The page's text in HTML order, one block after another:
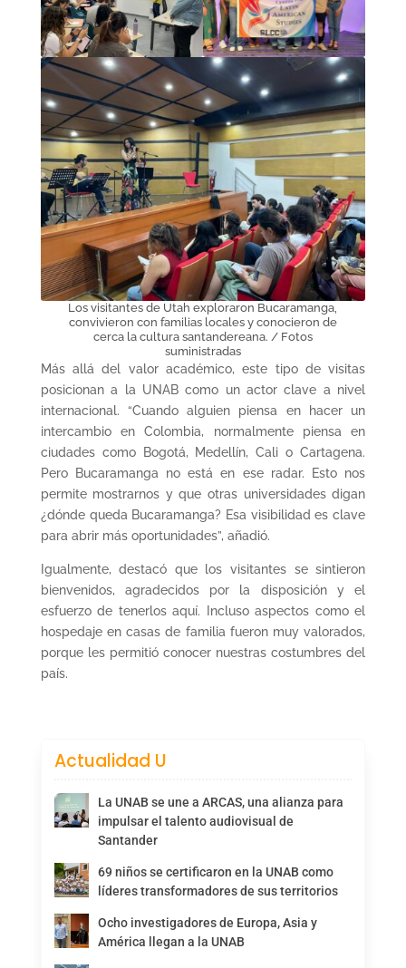
Los visitantes de Utah exploraron Bucaramanga,
convivieron con familias locales y conocieron de
cerca la cultura santandereana. / Fotos
suministradas
Más allá del valor académico, este tipo de visitas
posicionan a la UNAB como un actor clave a nivel
internacional. “Cuando alguien piensa en hacer un
intercambio en Colombia, normalmente piensa en
ciudades como Bogotá, Medellín, Cali o Cartagena.
Pero Bucaramanga no está en ese radar. Esto nos
permite mostrarnos y que otras universidades digan
¿dónde queda Bucaramanga? Esa visibilidad es clave
para abrir más oportunidades”, añadió.
Igualmente, destacó que los visitantes se sintieron
bienvenidos, agradecidos por la disposición y el
esfuerzo de tenerlos aquí. Incluso aspectos como el
hospedaje en casas de familia fueron muy valorados,
porque les permitió conocer nuestras costumbres del
país.
Actualidad U
La UNAB se une a ARCAS, una alianza para
impulsar el talento audiovisual de
Santander
69 niños se certificaron en la UNAB como
líderes transformadores de sus territorios
Ocho investigadores de Europa, Asia y
América llegan a la UNAB